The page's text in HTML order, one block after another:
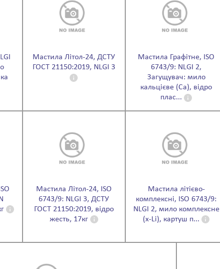
Мастила Літол-24, ДСТУ
ГОСТ 21150:2019, NLGI 3
Мастила Графітне, ISO
6743/9: NLGI 2,
Загущувач: мило
кальцієве (Ca), відро
плас...
Мастила Літол-24, ISO
6743/9: NLGI 3, ДСТУ
ГОСТ 21150:2019, відро
жесть, 17кг
Мастила літієво-
комплексні, ISO 6743/9:
NLGI 2, мило комплексне
(x-Li), картуш п...